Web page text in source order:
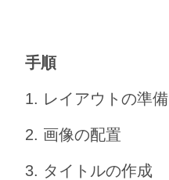
手順
1. レイアウトの準備
2. 画像の配置
3. タイトルの作成